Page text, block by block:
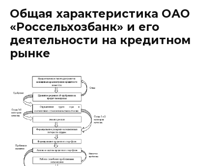
Общая характеристика ОАО
«Россельхозбанк» и его
деятельности на кредитном
рынке